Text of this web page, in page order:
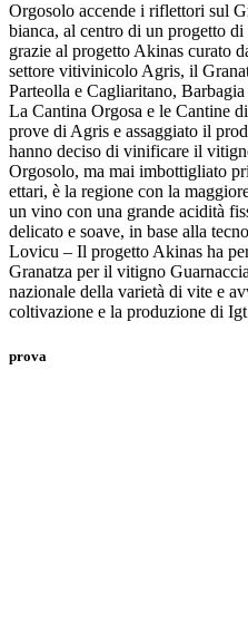
Orgosolo accende i riflettori sul
bianca, al centro di un progetto
grazie al progetto Akinas curato
settore vitivinicolo Agris, il
Parteolla e Cagliaritano,
La Cantina Orgosa e le Cantine
prove di Agris e assaggiato il
hanno deciso di vinificare il
Orgosolo, ma mai imbottigliato
ettari, è la regione con la
un vino con una grande acidità
delicato e soave, in base alla
Lovicu – Il progetto Akinas ha
Granatza per il vitigno
nazionale della varietà di vite e
coltivazione e la produzione di
prova